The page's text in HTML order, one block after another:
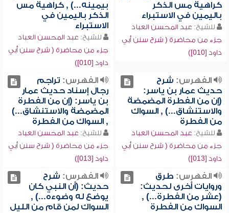
كراهية مس الذكر
باليمين في الاستبراء
للشيخ: عبد المحسن العباد
جزء من محاضرة ( شرح سنن أبي
داود [010])
بيمينه...) , كراهية مس
الذكر باليمين في
الاستبراء
للشيخ: عبد المحسن العباد
جزء من محاضرة ( شرح سنن أبي
داود [010])
الفهرس: شرح
حديث عمار بن ياسر:
(إن من الفطرة المضمضة
والاستنشاق...) , السواك
من الفطرة
للشيخ: عبد المحسن العباد
جزء من محاضرة ( شرح سنن أبي
داود [013])
الفهرس: تراجم
رجال إسناد حديث عمار
بن ياسر: (إن من الفطرة
المضمضة والاستنشاق...)
, السواك من الفطرة
للشيخ: عبد المحسن العباد
جزء من محاضرة ( شرح سنن أبي
داود [013])
الفهرس: طرق
وروايات أخرى لحديث:
(عشر من الفطرة...) ,
السواك من الفطرة
الفهرس: شرح
حديث: (أن النبي كان
يوضع له وضوءه...) ,
السواك لمن قام من الليل